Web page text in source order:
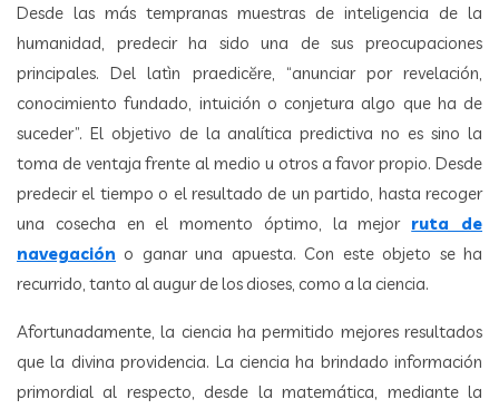
Desde las más tempranas muestras de inteligencia de la
humanidad, predecir ha sido una de sus preocupaciones
principales. Del latìn praedicĕre, “anunciar por revelación,
conocimiento fundado, intuición o conjetura algo que ha de
suceder”. El objetivo de la analítica predictiva no es sino la
toma de ventaja frente al medio u otros a favor propio. Desde
predecir el tiempo o el resultado de un partido, hasta recoger
una cosecha en el momento óptimo, la mejor ruta de
navegación o ganar una apuesta. Con este objeto se ha
recurrido, tanto al augur de los dioses, como a la ciencia.
Afortunadamente, la ciencia ha permitido mejores resultados
que la divina providencia. La ciencia ha brindado información
primordial al respecto, desde la matemática, mediante la